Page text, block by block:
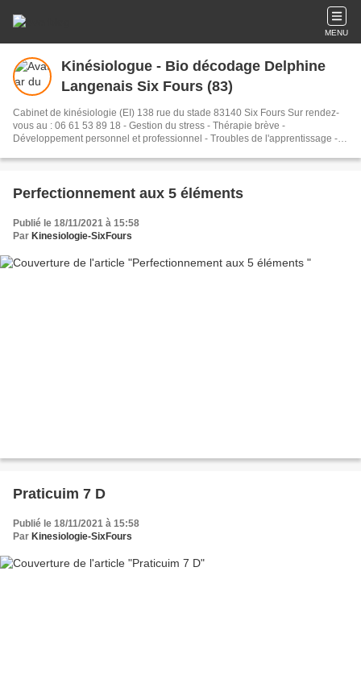
MENU
Kinésiologue - Bio décodage Delphine
Langenais Six Fours (83)
Cabinet de kinésiologie (EI) 138 rue du stade 83140 Six Fours Sur rendez-
vous au : 06 61 53 89 18 - Gestion du stress - Thérapie brève -
Développement personnel et professionnel - Troubles de l'apprentissage -
Sacrée - Centre de formation de kinésiologie - La santé par le touché -
être - Bio décodage énergétiques des maladies - Consultation kinésiologie -
Stress release - Anatomie - kinésiologie Harmonique - Kinésiologie
périnatale - Projet sens
Perfectionnement aux 5 éléments
Publié le 18/11/2021 à 15:58
Par Kinesiologie-SixFours
Praticuim 7 D
Publié le 18/11/2021 à 15:58
Par Kinesiologie-SixFours